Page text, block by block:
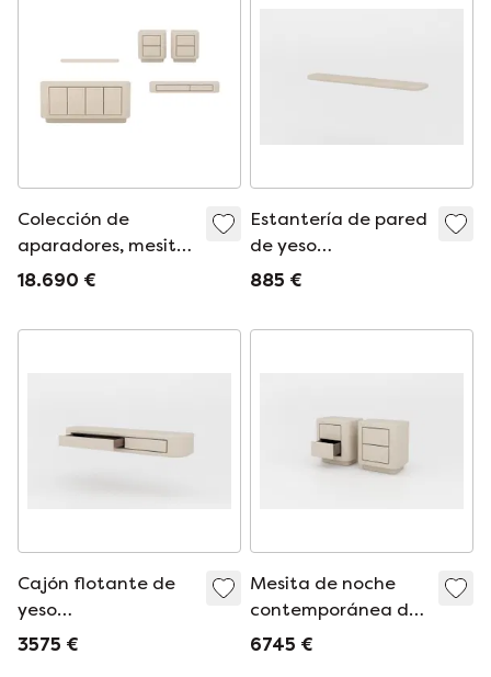
Colección de
aparadores, mesitas
de noche, cajones
de pared en yeso y
18.690 €
Estantería de pared
de yeso
contemporánea
885 €
Cajón flotante de
yeso
contemporáneo con
3575 €
Mesita de noche
contemporánea de
yeso con interior de
6745 €